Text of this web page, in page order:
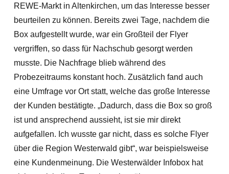
REWE-Markt in Altenkirchen, um das Interesse besser
beurteilen zu können. Bereits zwei Tage, nachdem die
Box aufgestellt wurde, war ein Großteil der Flyer
vergriffen, so dass für Nachschub gesorgt werden
musste. Die Nachfrage blieb während des
Probezeitraums konstant hoch. Zusätzlich fand auch
eine Umfrage vor Ort statt, welche das große Interesse
der Kunden bestätigte. „Dadurch, dass die Box so groß
ist und ansprechend aussieht, ist sie mir direkt
aufgefallen. Ich wusste gar nicht, dass es solche Flyer
über die Region Westerwald gibt“, war beispielsweise
eine Kundenmeinung. Die Westerwälder Infobox hat